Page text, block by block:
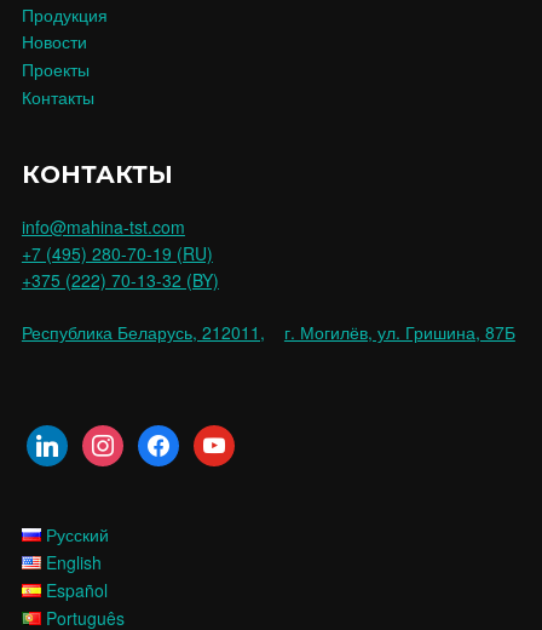
Продукция
Новости
Проекты
Контакты
КОНТАКТЫ
info@mahina-tst.com
+7 (495) 280-70-19 (RU)
+375 (222) 70-13-32 (BY)
Республика Беларусь, 212011, г. Могилёв, ул. Гришина, 87Б
Русский
English
Español
Português